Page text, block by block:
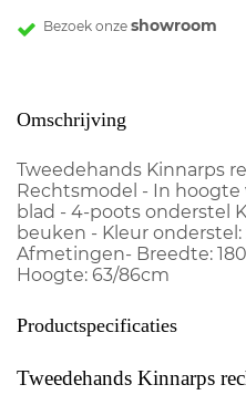
Bezoek onze showroom
Omschrijving
Tweedehands Kinnarps
Rechtsmodel - In hoogte
blad - 4-poots onderstel
beuken - Kleur
Afmetingen- Breedte:
Hoogte: 63/86cm
Productspecificaties
Tweedehands Kinnarps